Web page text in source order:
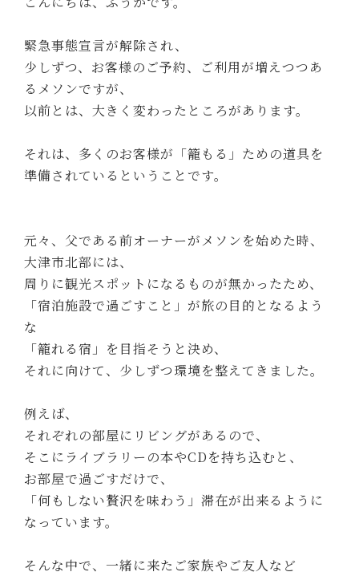
緊急事態宣言が解除され、
少しずつ、お客様のご予約、ご利用が増えつつあ
るメソンですが、
以前とは、大きく変わったところがあります。
それは、多くのお客様が「籠もる」ための道具を
準備されているということです。
元々、父である前オーナーがメソンを始めた時、
大津市北部には、
周りに観光スポットになるものが無かったため、
「宿泊施設で過ごすこと」が旅の目的となるよう
な
「籠れる宿」を目指そうと決め、
それに向けて、少しずつ環境を整えてきました。
例えば、
それぞれの部屋にリビングがあるので、
そこにライブラリーの本やCDを持ち込むと、
お部屋で過ごすだけで、
「何もしない贅沢を味わう」滞在が出来るように
なっています。
そんな中で、一緒に来たご家族やご友人など